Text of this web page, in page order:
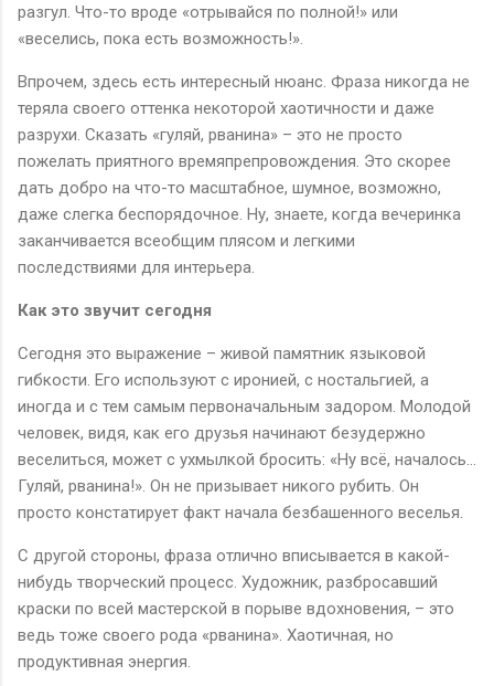
разгул. Что-то вроде «отрывайся по полной!» или
«веселись, пока есть возможность!».
Впрочем, здесь есть интересный нюанс. Фраза никогда не
теряла своего оттенка некоторой хаотичности и даже
разрухи. Сказать «гуляй, рванина» – это не просто
пожелать приятного времяпрепровождения. Это скорее
дать добро на что-то масштабное, шумное, возможно,
даже слегка беспорядочное. Ну, знаете, когда вечеринка
заканчивается всеобщим плясом и легкими
последствиями для интерьера.
Как это звучит сегодня
Сегодня это выражение – живой памятник языковой
гибкости. Его используют с иронией, с ностальгией, а
иногда и с тем самым первоначальным задором. Молодой
человек, видя, как его друзья начинают безудержно
веселиться, может с ухмылкой бросить: «Ну всё, началось…
Гуляй, рванина!». Он не призывает никого рубить. Он
просто констатирует факт начала безбашенного веселья.
С другой стороны, фраза отлично вписывается в какой-
нибудь творческий процесс. Художник, разбросавший
краски по всей мастерской в порыве вдохновения, – это
ведь тоже своего рода «рванина». Хаотичная, но
продуктивная энергия.